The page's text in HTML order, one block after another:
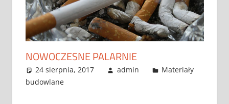
NOWOCZESNE PALARNIE
24 sierpnia, 2017 admin
Materiały
budowlane